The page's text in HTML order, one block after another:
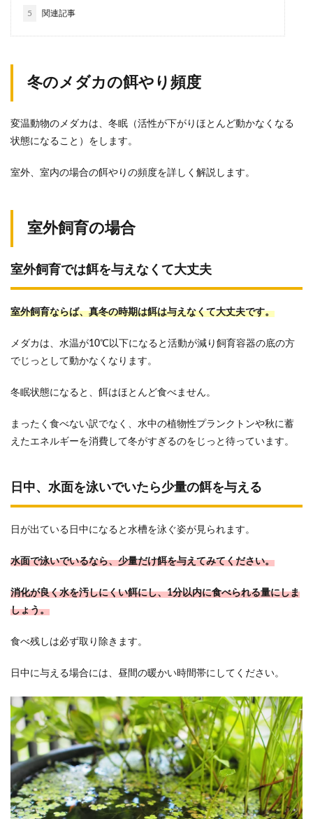
5 関連記事
冬のメダカの餌やり頻度
変温動物のメダカは、冬眠（活性が下がりほとんど動かなくなる
状態になること）をします。
室外、室内の場合の餌やりの頻度を詳しく解説します。
室外飼育の場合
室外飼育では餌を与えなくて大丈夫
室外飼育ならば、真冬の時期は餌は与えなくて大丈夫です。
メダカは、水温が10℃以下になると活動が減り飼育容器の底の方
でじっとして動かなくなります。
冬眠状態になると、餌はほとんど食べません。
まったく食べない訳でなく、水中の植物性プランクトンや秋に蓄
えたエネルギーを消費して冬がすぎるのをじっと待っています。
日中、水面を泳いでいたら少量の餌を与える
日が出ている日中になると水槽を泳ぐ姿が見られます。
水面で泳いでいるなら、少量だけ餌を与えてみてください。
消化が良く水を汚しにくい餌にし、1分以内に食べられる量にしま
しょう。
食べ残しは必ず取り除きます。
日中に与える場合には、昼間の暖かい時間帯にしてください。